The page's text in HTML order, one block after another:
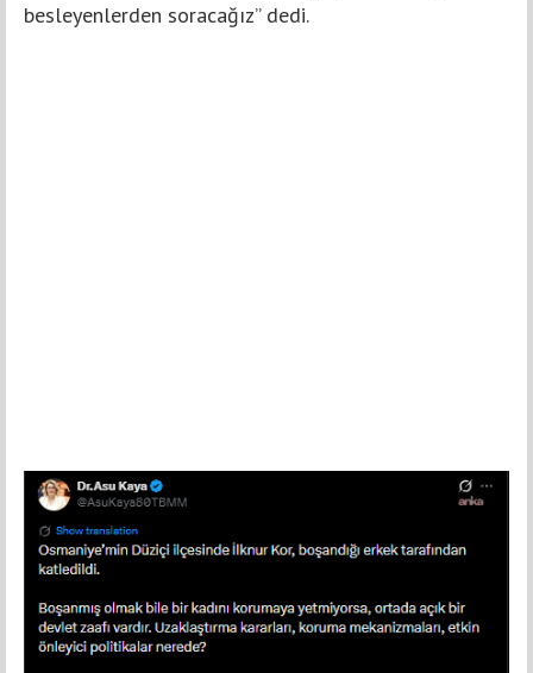
besleyenlerden soracağız” dedi.